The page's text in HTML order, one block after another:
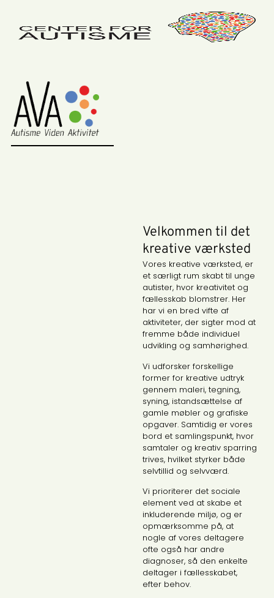
Velkommen til det
kreative værksted
Vores kreative værksted, er
et særligt rum skabt til unge
autister, hvor kreativitet og
fællesskab blomstrer. Her
har vi en bred vifte af
aktiviteter, der sigter mod at
fremme både individuel
udvikling og samhørighed.
Vi udforsker forskellige
former for kreative udtryk
gennem maleri, tegning,
syning, istandsættelse af
gamle møbler og grafiske
opgaver. Samtidig er vores
bord et samlingspunkt, hvor
samtaler og kreativ sparring
trives, hvilket styrker både
selvtillid og selvværd.
Vi prioriterer det sociale
element ved at skabe et
inkluderende miljø, og er
opmærksomme på, at
nogle af vores deltagere
ofte også har andre
diagnoser, så den enkelte
deltager i fællesskabet,
efter behov.